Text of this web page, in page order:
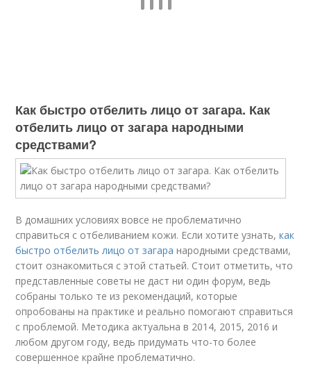
Как быстро отбелить лицо от загара. Как
отбелить лицо от загара народными
средствами?
В домашних условиях вовсе не проблематично
справиться с отбеливанием кожи. Если хотите узнать,как
быстро отбелить лицо от загара народными средствами,
стоит ознакомиться с этой статьей. Стоит отметить, что
представленные советы не даст ни один форум, ведь
собраны только те из рекомендаций, которые
опробованы на практике и реально помогают справиться
с проблемой. Методика актуальна в 2014, 2015, 2016 и
любом другом году, ведь придумать что-то более
совершенное крайне проблематично.